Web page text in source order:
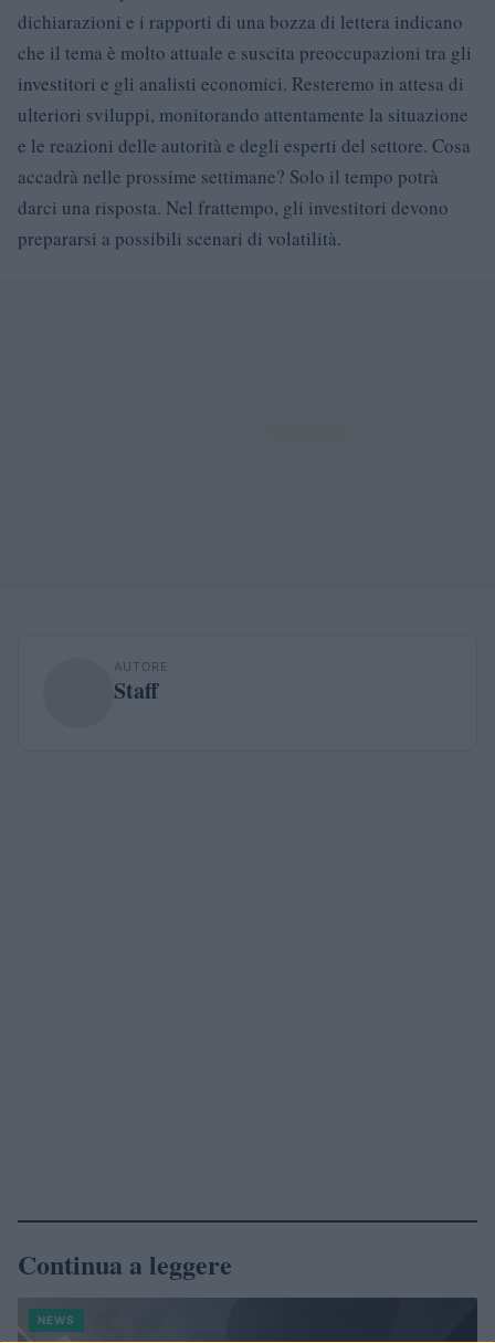
dichiarazioni e i rapporti di una bozza di lettera indicano
che il tema è molto attuale e suscita preoccupazioni tra gli
investitori e gli analisti economici. Resteremo in attesa di
ulteriori sviluppi, monitorando attentamente la situazione
e le reazioni delle autorità e degli esperti del settore. Cosa
accadrà nelle prossime settimane? Solo il tempo potrà
darci una risposta. Nel frattempo, gli investitori devono
prepararsi a possibili scenari di volatilità.
AUTORE
Staff
Continua a leggere
NEWS